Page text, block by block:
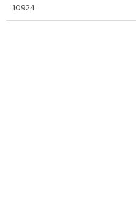
10924